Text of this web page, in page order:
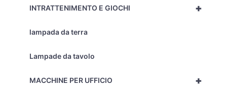
+
INTRATTENIMENTO E GIOCHI
lampada da terra
Lampade da tavolo
+
MACCHINE PER UFFICIO